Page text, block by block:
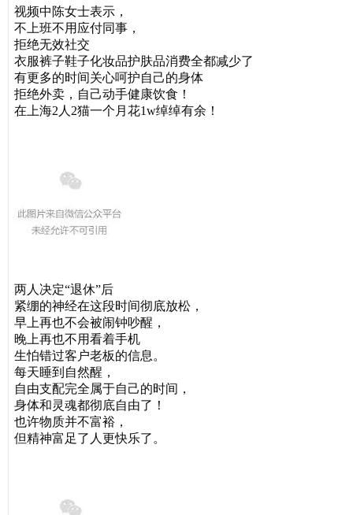
视频中陈女士表示，
不上班不用应付同事，
拒绝无效社交
衣服裤子鞋子化妆品护肤品消费全都减少了
有更多的时间关心呵护自己的身体
拒绝外卖，自己动手健康饮食！
在上海2人2猫一个月花1w绰绰有余！
两人决定“退休”后
紧绷的神经在这段时间彻底放松，
早上再也不会被闹钟吵醒，
晚上再也不用看着手机
生怕错过客户老板的信息。
每天睡到自然醒，
自由支配完全属于自己的时间，
身体和灵魂都彻底自由了！
也许物质并不富裕，
但精神富足了人更快乐了。